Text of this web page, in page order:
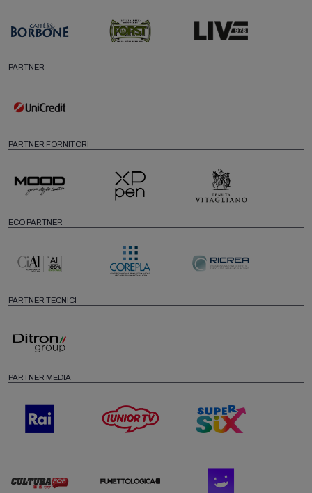
PARTNER
PARTNER FORNITORI
ECO PARTNER
PARTNER TECNICI
PARTNER MEDIA